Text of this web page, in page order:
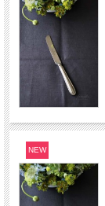
NEW